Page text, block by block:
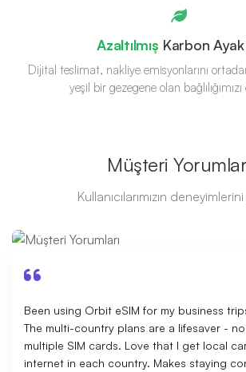
Azaltılmış Karbon Ayak
Dijital teslimat, nakliye emisyonlarını
yeşil bir gezegene olan
Müşteri
Kullanıcılarımızın
Been using Orbit eSIM for my business
The multi-country plans are a lifesaver -
multiple SIM cards. Love that I get local
internet in each country. Makes staying